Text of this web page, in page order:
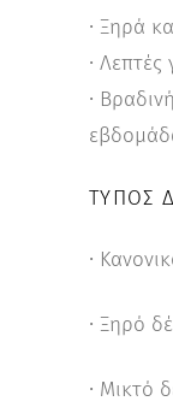
∙ Ξηρά
∙ Λεπτές
∙
ΤΎΠΟΣ
∙
∙ Ξηρό
∙ Μικτό